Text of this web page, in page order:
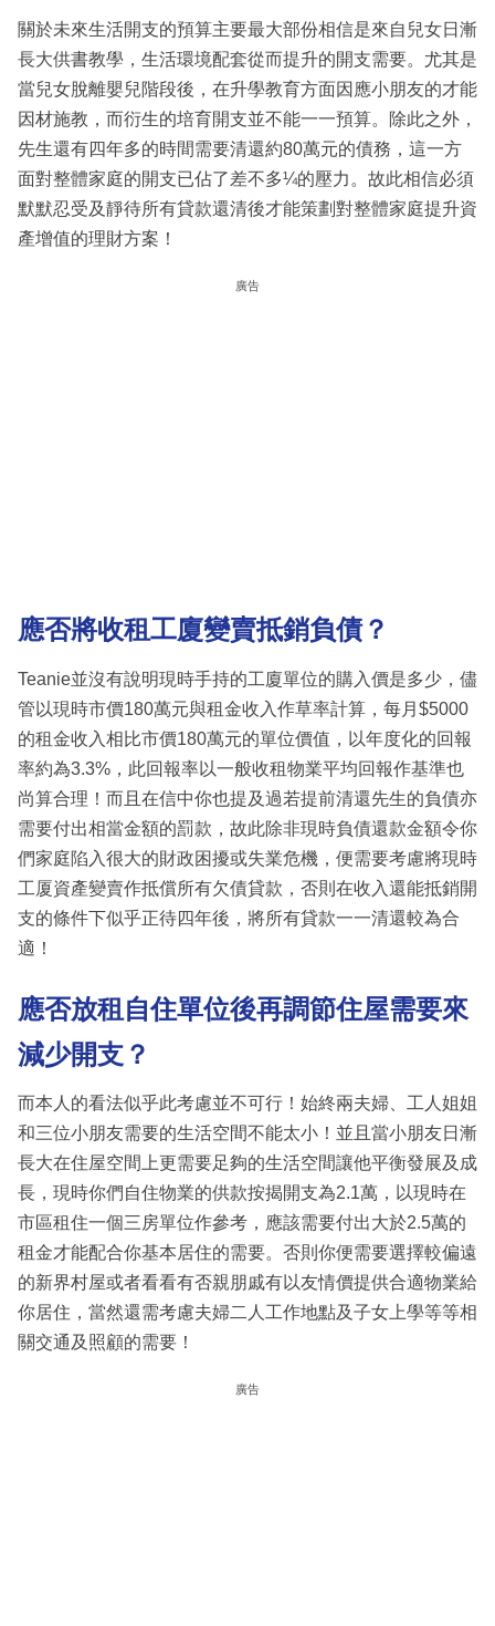
關於未來生活開支的預算主要最大部份相信是來自兒女日漸
長大供書教學，生活環境配套從而提升的開支需要。尤其是
當兒女脫離嬰兒階段後，在升學教育方面因應小朋友的才能
因材施教，而衍生的培育開支並不能一一預算。除此之外，
先生還有四年多的時間需要清還約80萬元的債務，這一方
面對整體家庭的開支已佔了差不多¼的壓力。故此相信必須
默默忍受及靜待所有貸款還清後才能策劃對整體家庭提升資
產增值的理財方案！
廣告
應否將收租工廈變賣抵銷負債？
Teanie並沒有說明現時手持的工廈單位的購入價是多少，儘
管以現時市價180萬元與租金收入作草率計算，每月$5000
的租金收入相比市價180萬元的單位價值，以年度化的回報
率約為3.3%，此回報率以一般收租物業平均回報作基準也
尚算合理！而且在信中你也提及過若提前清還先生的負債亦
需要付出相當金額的罰款，故此除非現時負債還款金額令你
們家庭陷入很大的財政困擾或失業危機，便需要考慮將現時
工厦資產變賣作抵償所有欠債貸款，否則在收入還能抵銷開
支的條件下似乎正待四年後，將所有貸款一一清還較為合
適！
應否放租自住單位後再調節住屋需要來
減少開支？
而本人的看法似乎此考慮並不可行！始終兩夫婦、工人姐姐
和三位小朋友需要的生活空間不能太小！並且當小朋友日漸
長大在住屋空間上更需要足夠的生活空間讓他平衡發展及成
長，現時你們自住物業的供款按揭開支為2.1萬，以現時在
市區租住一個三房單位作參考，應該需要付出大於2.5萬的
租金才能配合你基本居住的需要。否則你便需要選擇較偏遠
的新界村屋或者看看有否親朋戚有以友情價提供合適物業給
你居住，當然還需考慮夫婦二人工作地點及子女上學等等相
關交通及照顧的需要！
廣告